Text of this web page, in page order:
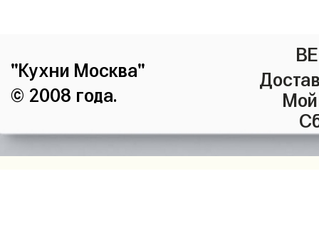
"Кухни Москва"
© 2008 года.